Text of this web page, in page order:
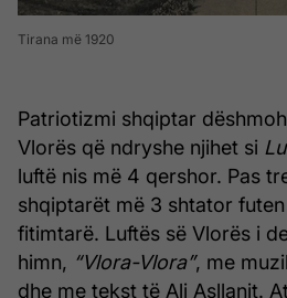
Tirana më 1920
Patriotizmi shqiptar
Vlorës që ndryshe njihet si
luftë nis më 4 qershor. Pas
shqiptarët më 3 shtator
fitimtarë. Luftës së Vlorës i
himn, “Vlora-Vlora”, me
dhe me tekst të Ali Asllanit.